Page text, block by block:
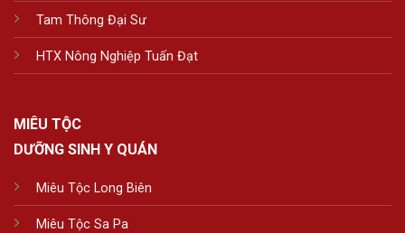
Tam Thông Đại Sư
HTX Nông Nghiệp Tuấn Đạt
MIÊU TỘC
DƯỠNG SINH Y QUÁN
Miêu Tộc Long Biên
Miêu Tộc Sa Pa